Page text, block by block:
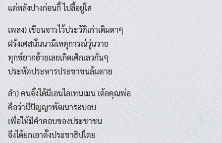
แต่หลังปางก่อนกี้ ไปลี้อยู่ใส
เพลง) เขียนจารไว้ประวัติเก่าเดิมดาๆ
ฝรั่งเศสนั่นนามีเหตุการณ์วุ่นวาย
ทุกข์ยากฮ้ายเลยเกิดเศิกเลวกันๆ
ประหัตประหารประชาชนล้มตาย
ลำ) คนจั่งได้มีเอนไลเทนเมน เด้อคุณพ่อ
คือว่ามีปัญญาพัฒนาระบอบ
เพื่อให้มีคำตอบของประชาชน
จึงได้ยกเอาตั้งประชาธิปไตย